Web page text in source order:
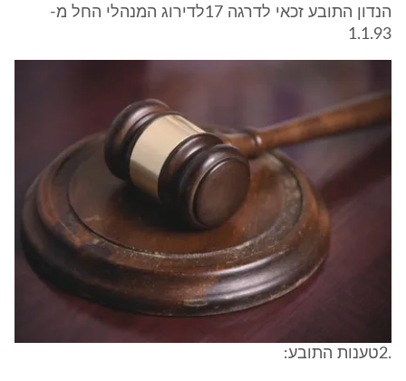
הנדון התובע זכאי לדרגה 17לדירוג המנהלי החל מ-
1.1.93
.2טענות התובע: